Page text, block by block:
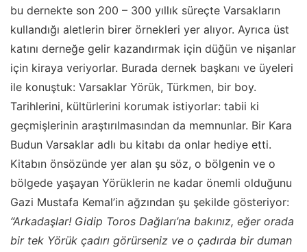
bu dernekte son 200 – 300 yıllık süreçte Varsakların
kullandığı aletlerin birer örnekleri yer alıyor. Ayrıca üst
katını derneğe gelir kazandırmak için düğün ve nişanlar
için kiraya veriyorlar. Burada dernek başkanı ve üyeleri
ile konuştuk: Varsaklar Yörük, Türkmen, bir boy.
Tarihlerini, kültürlerini korumak istiyorlar: tabii ki
geçmişlerinin araştırılmasından da memnunlar. Bir Kara
Budun Varsaklar adlı bu kitabı da onlar hediye etti.
Kitabın önsözünde yer alan şu söz, o bölgenin ve o
bölgede yaşayan Yörüklerin ne kadar önemli olduğunu
Gazi Mustafa Kemal’in ağzından şu şekilde gösteriyor:
“Arkadaşlar! Gidip Toros Dağları’na bakınız, eğer orada
bir tek Yörük çadırı görürseniz ve o çadırda bir duman